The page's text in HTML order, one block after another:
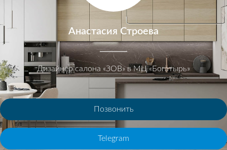
Анастасия Строева
Дизайнер салона «ЗОВ» в МЦ «Богатырь»
Позвонить
Telegram